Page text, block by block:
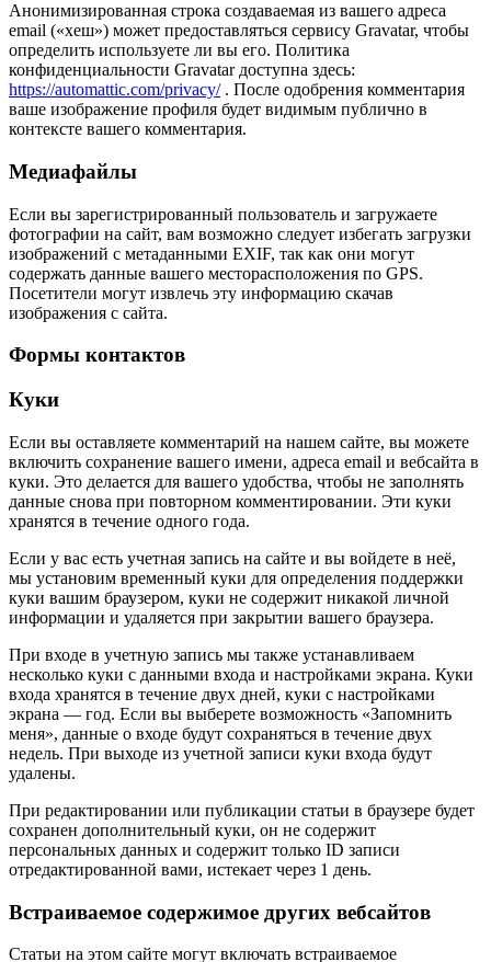
Анонимизированная строка создаваемая из вашего адреса
email («хеш») может предоставляться сервису Gravatar, чтобы
определить используете ли вы его. Политика
конфиденциальности Gravatar доступна здесь:
https://automattic.com/privacy/. После одобрения комментария
ваше изображение профиля будет видимым публично в
контексте вашего комментария.
Медиафайлы
Если вы зарегистрированный пользователь и загружаете
фотографии на сайт, вам возможно следует избегать загрузки
изображений с метаданными EXIF, так как они могут
содержать данные вашего месторасположения по GPS.
Посетители могут извлечь эту информацию скачав
изображения с сайта.
Формы контактов
Куки
Если вы оставляете комментарий на нашем сайте, вы можете
включить сохранение вашего имени, адреса email и вебсайта в
куки. Это делается для вашего удобства, чтобы не заполнять
данные снова при повторном комментировании. Эти куки
хранятся в течение одного года.
Если у вас есть учетная запись на сайте и вы войдете в неё,
мы установим временный куки для определения поддержки
куки вашим браузером, куки не содержит никакой личной
информации и удаляется при закрытии вашего браузера.
При входе в учетную запись мы также устанавливаем
несколько куки с данными входа и настройками экрана. Куки
входа хранятся в течение двух дней, куки с настройками
экрана — год. Если вы выберете возможность «Запомнить
меня», данные о входе будут сохраняться в течение двух
недель. При выходе из учетной записи куки входа будут
удалены.
При редактировании или публикации статьи в браузере будет
сохранен дополнительный куки, он не содержит
персональных данных и содержит только ID записи
отредактированной вами, истекает через 1 день.
Встраиваемое содержимое других вебсайтов
Статьи на этом сайте могут включать встраиваемое